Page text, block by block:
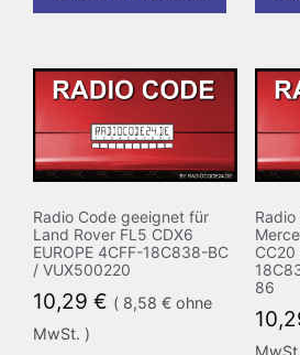
Radio Code geeignet für
Land Rover FL5 CDX6
EUROPE 4CFF-18C838-BC
/ VUX500220
10,29 € ( 8,58 € ohne
MwSt. )
86